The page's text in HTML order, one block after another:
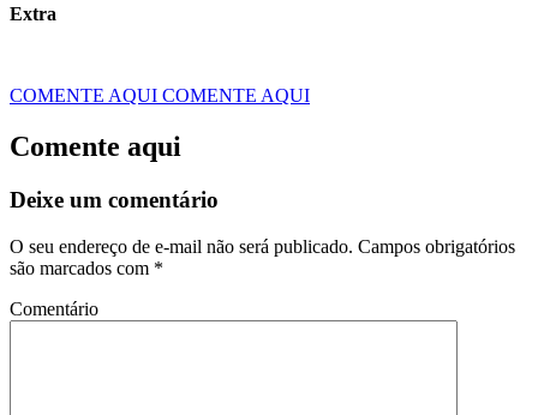
Extra
COMENTE AQUI COMENTE AQUI
Comente aqui
Deixe um comentário
O seu endereço de e-mail não será publicado. Campos obrigatórios
são marcados com *
Comentário